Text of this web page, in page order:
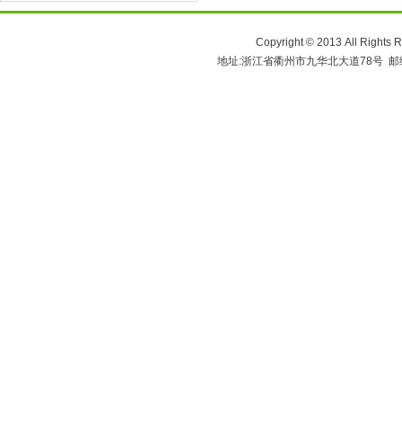
Copyright © 2013 All Rights
地址:浙江省衢州市九华北大道78号